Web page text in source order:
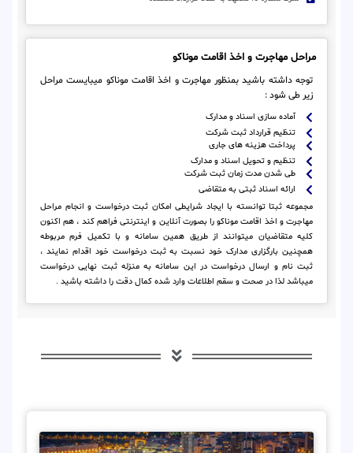
مراحل مهاجرت و اخذ اقامت موناکو
توجه داشته باشید بمنظور مهاجرت و اخذ اقامت موناکو میبایست مراحل
زیر طی شود :
آماده سازی اسناد و مدارک
تنظیم قرارداد ثبت شرکت
پرداخت هزینه های جاری
تنظیم و تحویل اسناد و مدارک
طی شدن مدت زمان ثبت شرکت
ارائه اسناد ثبتی به متقاضی
مجموعه ثبتا توانسته با ایجاد شرایطی امکان ثبت درخواست و انجام مراحل
مهاجرت و اخذ اقامت موناکو را بصورت آنلاین و اینترنتی فراهم کند ، هم اکنون
کلیه متقاضیان میتوانند از طریق همین سامانه و با تکمیل فرم مربوطه
همچنین بارگزاری مدارک خود نسبت به ثبت درخواست خود اقدام نمایند ،
ثبت نام و ارسال درخواست در این سامانه به منزله ثبت نهایی درخواست
میباشد لذا در صحت و سقم اطلاعات وارد شده کمال دقت را داشته باشید .